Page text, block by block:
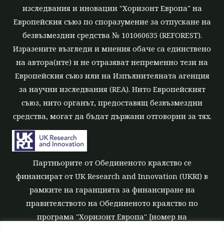
изследвания и иновации "Хоризонт Европа" на
Европейския съюз по споразумение за отпускане на
безвъзмездни средства № 101060635 (REFOREST).
Изразените възгледи и мнения обаче са единствено
на автора(ите) и не отразяват непременно тези на
Европейския съюз или на Изпълнителната агенция
за научни изследвания (REA). Нито Европейският
съюз, нито органът, предоставящ безвъзмездни
средства, могат да бъдат държани отговорни за тях.
Партньорите от Обединеното кралство се
финансират от UK Research and Innovation (UKRI) в
рамките на гаранцията за финансиране на
правителството на Обединеното кралство по
програма "Хоризонт Европа" [номер на